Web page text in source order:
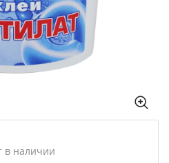
в наличии